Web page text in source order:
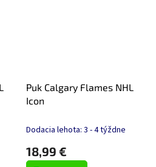
Puk Calgary Flames NHL
Icon
Dodacia lehota: 3 - 4 týždne
18,99 €